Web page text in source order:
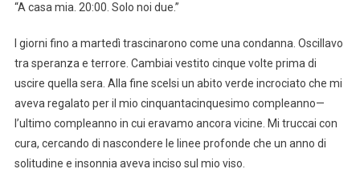
“A casa mia. 20:00. Solo noi due.”
I giorni fino a martedì trascinarono come una condanna. Oscillavo
tra speranza e terrore. Cambiai vestito cinque volte prima di
uscire quella sera. Alla fine scelsi un abito verde incrociato che mi
aveva regalato per il mio cinquantacinquesimo compleanno—
l’ultimo compleanno in cui eravamo ancora vicine. Mi truccai con
cura, cercando di nascondere le linee profonde che un anno di
solitudine e insonnia aveva inciso sul mio viso.